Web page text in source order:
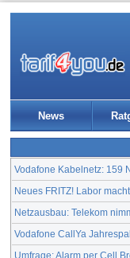
News
Vodafone Kabelnetz: 159
Neues FRITZ! Labor
Netzausbau: Telekom
Vodafone CallYa
Umfrage: Alarm per Cell